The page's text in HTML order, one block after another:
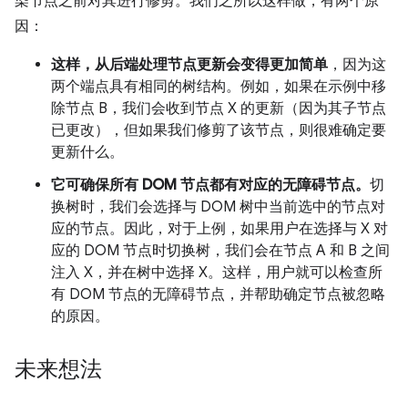
因：
这样，从后端处理节点更新会变得更加简单 ，因为这
两个端点具有相同的树结构。例如，如果在示例中移
除节点 B，我们会收到节点 X 的更新（因为其子节点
已更改），但如果我们修剪了该节点，则很难确定要
更新什么。
它可确保所有 DOM 节点都有对应的无障碍节点。 切
换树时，我们会选择与 DOM 树中当前选中的节点对
应的节点。因此，对于上例，如果用户在选择与 X 对
应的 DOM 节点时切换树，我们会在节点 A 和 B 之间
注入 X，并在树中选择 X。这样，用户就可以检查所
有 DOM 节点的无障碍节点，并帮助确定节点被忽略
的原因。
未来想法